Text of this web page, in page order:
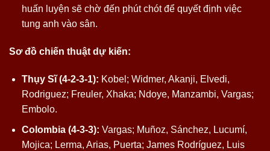
huấn luyện sẽ chờ đến phút chót để quyết định việc
tung anh vào sân.
Sơ đồ chiến thuật dự kiến:
Thụy Sĩ (4-2-3-1): Kobel; Widmer, Akanji, Elvedi,
Rodriguez; Freuler, Xhaka; Ndoye, Manzambi, Vargas;
Embolo.
Colombia (4-3-3): Vargas; Muñoz, Sánchez, Lucumí,
Mojica; Lerma, Arias, Puerta; James Rodríguez, Luis